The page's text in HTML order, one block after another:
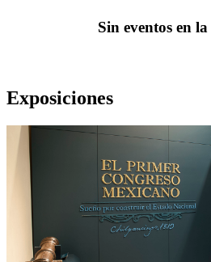
Sin eventos en
Exposiciones